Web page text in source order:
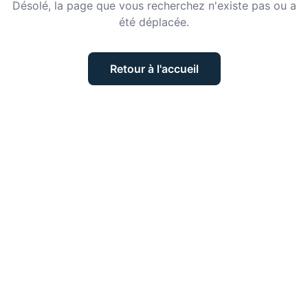
Désolé, la page que vous recherchez n'existe pas ou a
été déplacée.
Retour à l'accueil